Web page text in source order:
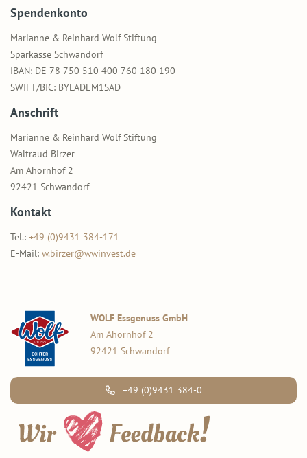
Spendenkonto
Marianne & Reinhard Wolf Stiftung
Sparkasse Schwandorf
IBAN: DE 78 750 510 400 760 180 190
SWIFT/BIC: BYLADEM1SAD
Anschrift
Marianne & Reinhard Wolf Stiftung
Waltraud Birzer
Am Ahornhof 2
92421 Schwandorf
Kontakt
Tel.: +49 (0)9431 384-171
E-Mail: w.birzer@wwinvest.de
WOLF Essgenuss GmbH
Am Ahornhof 2
92421 Schwandorf
+49 (0)9431 384-0